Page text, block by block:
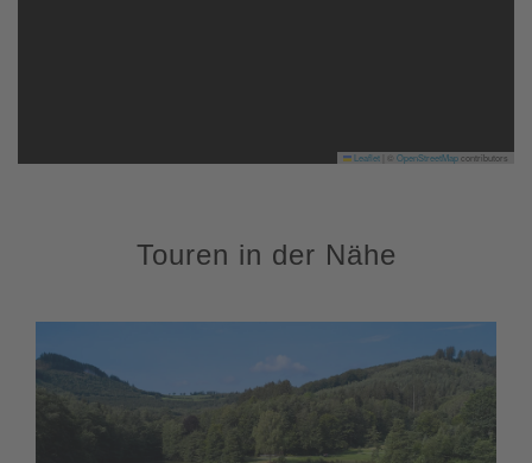
Leaflet OpenStreetMapcontributors
Touren in der Nähe